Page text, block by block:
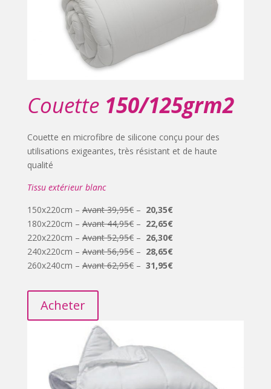
Couette 150/125grm2
Couette en microfibre de silicone conçu pour des
utilisations exigeantes, très résistant et de haute
qualité
Tissu extérieur blanc
150x220cm –Avant 39,95€– 20,35€
180x220cm –Avant 44,95€– 22,65€
220x220cm –Avant 52,95€– 26,30€
240x220cm –Avant 56,95€– 28,65€
260x240cm –Avant 62,95€– 31,95€
Acheter